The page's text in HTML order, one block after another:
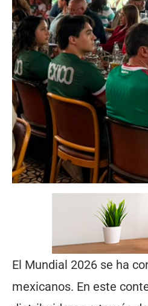
El Mundial 2026 se ha
mexicanos. En este